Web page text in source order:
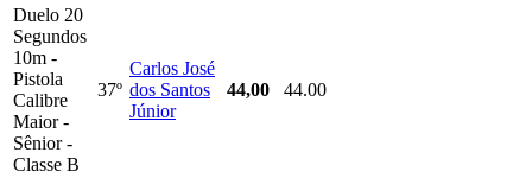
Duelo 20
Segundos
10m -
Pistola
Calibre
Maior -
Sênior -
Classe B
37º
Carlos José
dos Santos
Júnior
44,00 44.00